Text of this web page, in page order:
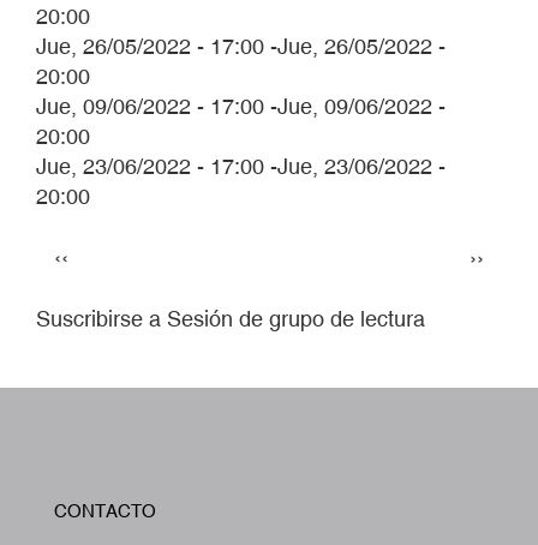
20:00
Jue, 26/05/2022 - 17:00 -Jue, 26/05/2022 -
20:00
Jue, 09/06/2022 - 17:00 -Jue, 09/06/2022 -
20:00
Jue, 23/06/2022 - 17:00 -Jue, 23/06/2022 -
20:00
Página
‹‹ ››
Suscribirse a Sesión de grupo de lectura
CONTACTO